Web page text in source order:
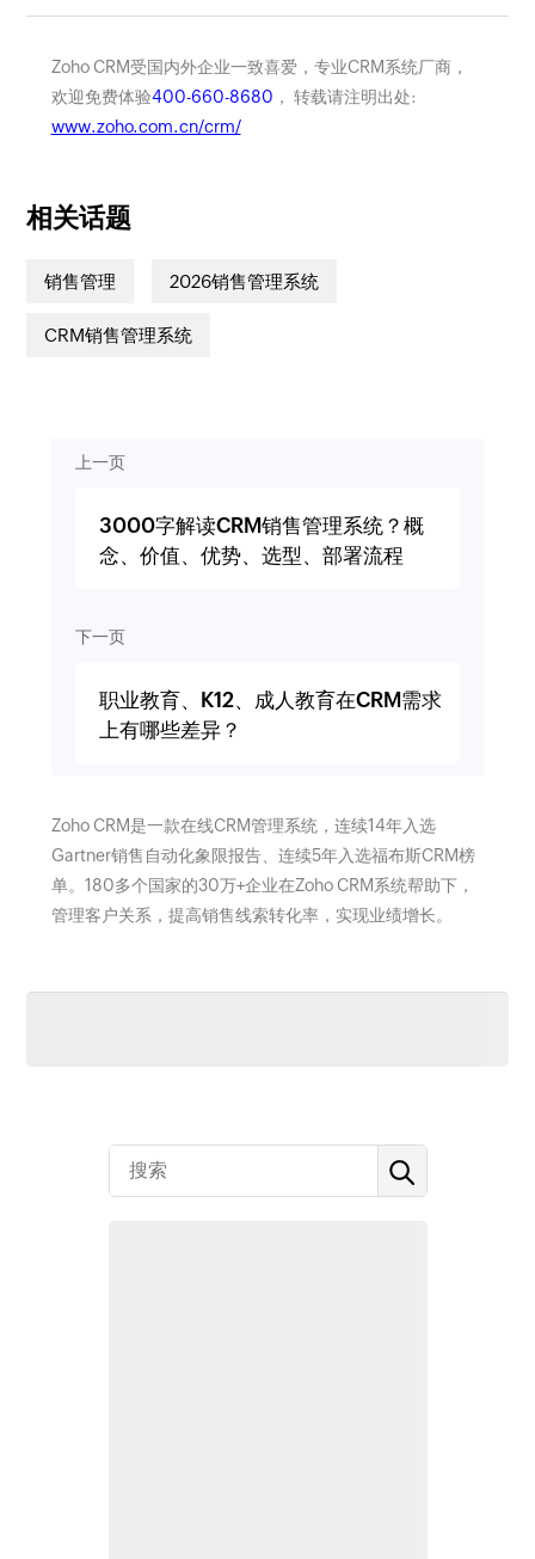
Zoho CRM受国内外企业一致喜爱，专业CRM系统厂商，
欢迎免费体验400-660-8680 ， 转载请注明出处:
www.zoho.com.cn/crm/
相关话题
销售管理 2026销售管理系统
CRM销售管理系统
上一页
3000字解读CRM销售管理系统？概
念、价值、优势、选型、部署流程
下一页
职业教育、K12、成人教育在CRM需求
上有哪些差异？
Zoho CRM是一款在线CRM管理系统，连续14年入选
Gartner销售自动化象限报告、连续5年入选福布斯CRM榜
单。180多个国家的30万+企业在Zoho CRM系统帮助下，
管理客户关系，提高销售线索转化率，实现业绩增长。